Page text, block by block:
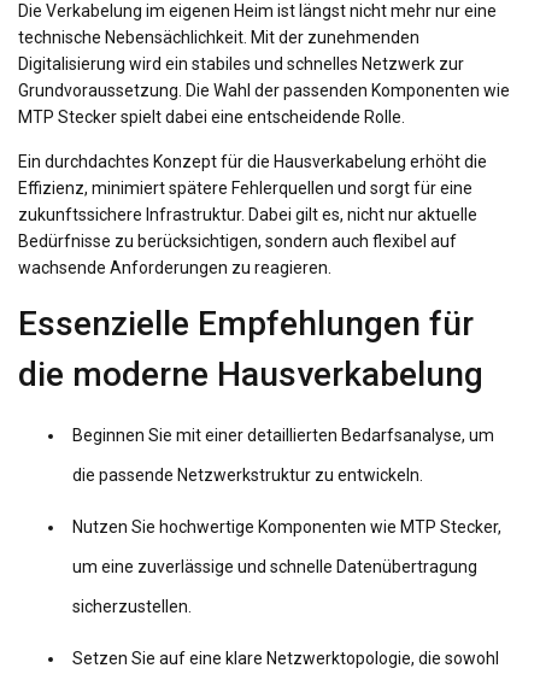
Die Verkabelung im eigenen Heim ist längst nicht mehr nur eine
technische Nebensächlichkeit. Mit der zunehmenden
Digitalisierung wird ein stabiles und schnelles Netzwerk zur
Grundvoraussetzung. Die Wahl der passenden Komponenten wie
MTP Stecker spielt dabei eine entscheidende Rolle.
Ein durchdachtes Konzept für die Hausverkabelung erhöht die
Effizienz, minimiert spätere Fehlerquellen und sorgt für eine
zukunftssichere Infrastruktur. Dabei gilt es, nicht nur aktuelle
Bedürfnisse zu berücksichtigen, sondern auch flexibel auf
wachsende Anforderungen zu reagieren.
Essenzielle Empfehlungen für
die moderne Hausverkabelung
Beginnen Sie mit einer detaillierten Bedarfsanalyse, um
die passende Netzwerkstruktur zu entwickeln.
Nutzen Sie hochwertige Komponenten wie MTP Stecker,
um eine zuverlässige und schnelle Datenübertragung
sicherzustellen.
Setzen Sie auf eine klare Netzwerktopologie, die sowohl